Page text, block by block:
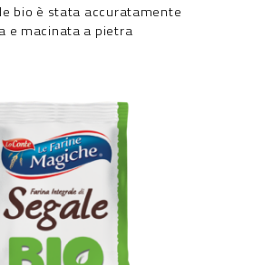
bio è stata accuratamente
e macinata a pietra